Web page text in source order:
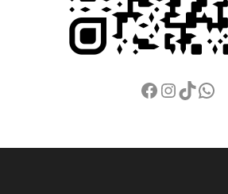
Facebook InstagramTikTok WhatsApp